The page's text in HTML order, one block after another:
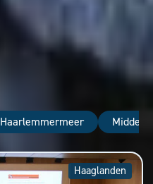
Haarlemmermeer
Haaglanden